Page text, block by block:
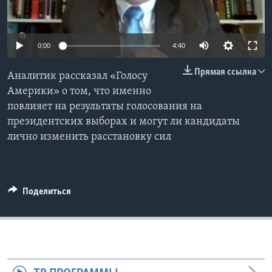
Learning English
Языки
0:00 4:40
Прямая ссылка
Аналитик рассказал «Голосу
Америки» о том, что именно
повлияет на результаты голосования на
президентских выборах и могут ли кандидаты
лично изменить расстановку сил
Поделиться